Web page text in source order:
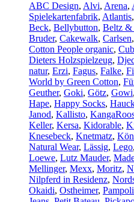
ABC Design, Alvi, Arena,
Spielekartenfabrik, Atlantis,
Beck, Bellybutton, Beltz &
Bruder, Cakewalk, Carlsen,
Cotton People organic,
Dieters Holzspielzeug,
natur, Erzi, Fagus, Falke,
World by Green Cotton,
Geuther, Goki, Götz, Gowi,
Hape, Happy Socks,
Janod, Kallisto,
Keller, Kersa, Kidorable,
Knesebeck, Knetmatz,
Natural Wear, Lässig, Lego,
Loewe, Lutz Mauder,
Mellinger, Mexx, Moritz,
Nilpferd in Residenz,
Okaidi, Ostheimer,